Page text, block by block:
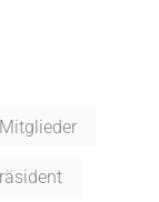
Mitglieder